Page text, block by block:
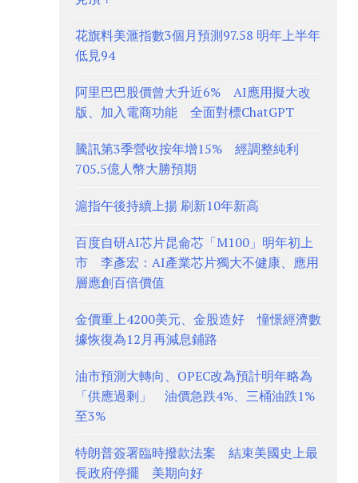
花旗料美滙指數3個月預測97.58 明年上半年
低見94
阿里巴巴股價曾大升近6% AI應用擬大改
版、加入電商功能 全面對標ChatGPT
騰訊第3季營收按年增15% 經調整純利
705.5億人幣大勝預期
滬指午後持續上揚 刷新10年新高
百度自研AI芯片昆侖芯「M100」明年初上
市 李彥宏：AI產業芯片獨大不健康、應用
層應創百倍價值
金價重上4200美元、金股造好 憧憬經濟數
據恢復為12月再減息鋪路
油市預測大轉向、OPEC改為預計明年略為
「供應過剩」 油價急跌4%、三桶油跌1%
至3%
特朗普簽署臨時撥款法案 結束美國史上最
長政府停擺 美期向好